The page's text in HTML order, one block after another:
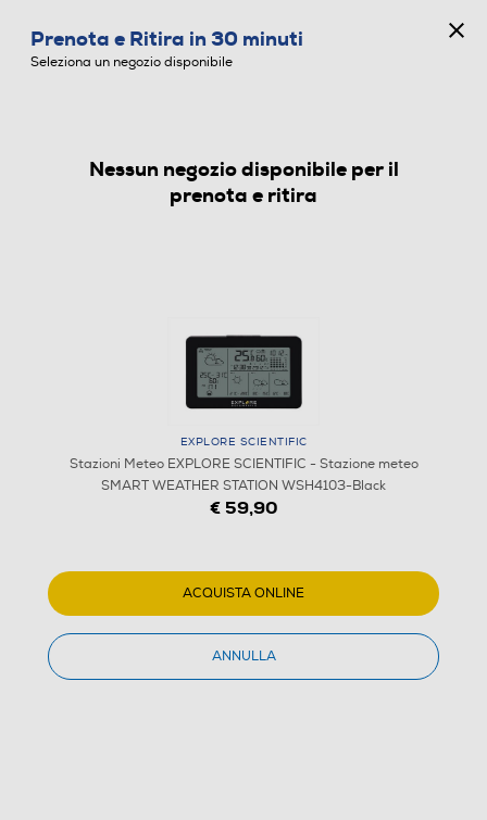
STAZIONI METEO
Prenota e Ritira in 30 minuti
Seleziona un negozio disponibile
Nessun negozio disponibile per il
prenota e ritira
EXPLORE SCIENTIFIC
Stazioni Meteo EXPLORE SCIENTIFIC - Stazione meteo
SMART WEATHER STATION WSH4103-Black
€ 59,90
ACQUISTA ONLINE
ANNULLA